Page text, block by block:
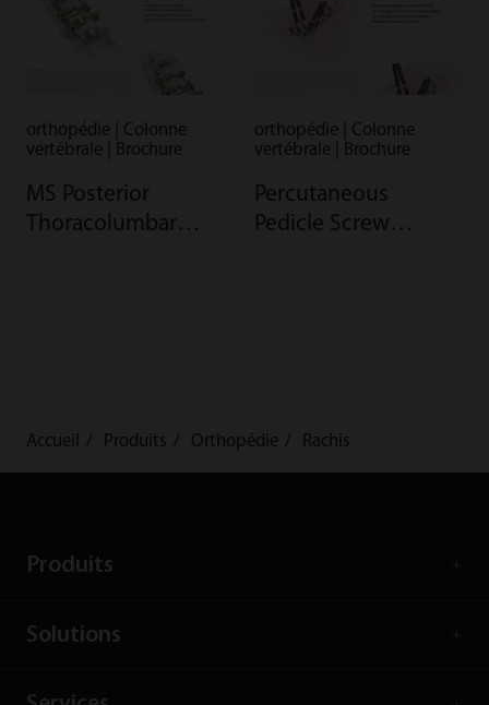
orthopédie | Colonne
vertébrale | Brochure
MS Posterior
Thoracolumbar
orthopédie | Colonne
vertébrale | Brochure
Percutaneous
Pedicle Screw
Accueil Produits Orthopédie Rachis
Produits
Solutions